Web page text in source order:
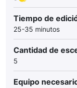
Tiempo de
25-35 minutos
Cantidad de
5
Equipo